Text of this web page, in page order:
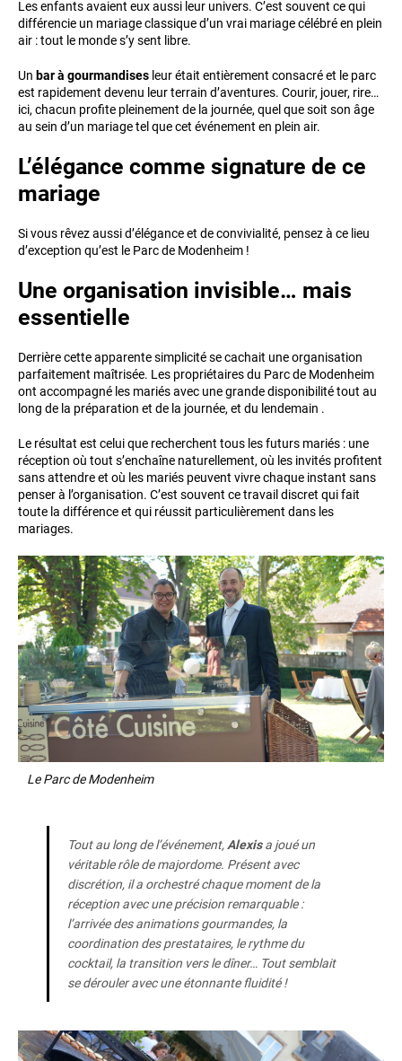
Les enfants avaient eux aussi leur univers. C’est souvent ce qui
différencie un mariage classique d’un vrai mariage célébré en plein
air : tout le monde s’y sent libre.
Un bar à gourmandises leur était entièrement consacré et le parc
est rapidement devenu leur terrain d’aventures. Courir, jouer, rire…
ici, chacun profite pleinement de la journée, quel que soit son âge
au sein d’un mariage tel que cet événement en plein air.
L’élégance comme signature de ce
mariage
Si vous rêvez aussi d’élégance et de convivialité, pensez à ce lieu
d’exception qu’est le Parc de Modenheim !
Une organisation invisible… mais
essentielle
Derrière cette apparente simplicité se cachait une organisation
parfaitement maîtrisée. Les propriétaires du Parc de Modenheim
ont accompagné les mariés avec une grande disponibilité tout au
long de la préparation et de la journée, et du lendemain .
Le résultat est celui que recherchent tous les futurs mariés : une
réception où tout s’enchaîne naturellement, où les invités profitent
sans attendre et où les mariés peuvent vivre chaque instant sans
penser à l’organisation. C’est souvent ce travail discret qui fait
toute la différence et qui réussit particulièrement dans les
mariages.
Le Parc de Modenheim
Tout au long de l’événement,Alexisa joué un
véritable rôle de majordome. Présent avec
discrétion, il a orchestré chaque moment de la
réception avec une précision remarquable :
l’arrivée des animations gourmandes, la
coordination des prestataires, le rythme du
cocktail, la transition vers le dîner… Tout semblait
se dérouler avec une étonnante fluidité !